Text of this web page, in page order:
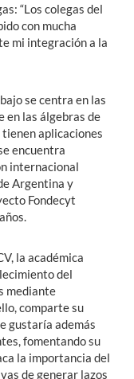
“Los colegas del
con mucha
mi integración a la
se centra en las
en las álgebras de
aplicaciones
encuentra
internacional
Argentina y
Fondecyt
la académica
del
mediante
comparte su
gustaría además
fomentando su
la importancia del
de generar lazos